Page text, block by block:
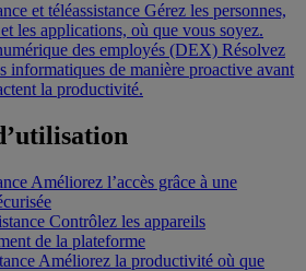
et téléassistance Gérez les personnes,
les applications, où que vous soyez.
des employés (DEX) Résolvez
informatiques de manière proactive avant
la productivité.
Améliorez l’accès grâce à une
Contrôlez les appareils
de la plateforme
Améliorez la productivité où que